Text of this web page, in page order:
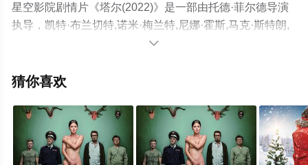
星空影院剧情片《塔尔(2022)》是一部由托德·菲尔德导演
执导，凯特·布兰切特,诺米·梅兰特,尼娜·霍斯,马克·斯特朗,
苏菲·考尔,朱利安·格洛弗,阿兰·柯德勒,亚历克·鲍德温,西尔
姆,André,Röhner,Frank,Röth,约翰·冯·比罗,仙妮娅·阿森察,
彩演绎的美国电影，手机免费观看高清无删减完整版电影
大全就上星空电影网，更多相关信息可移步至豆瓣电影、
电视猫或剧情网等平台了解。

猜你喜欢